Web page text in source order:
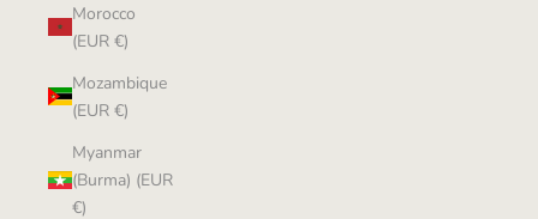
Morocco
(EUR €)
Mozambique
(EUR €)
Myanmar
(Burma) (EUR
€)